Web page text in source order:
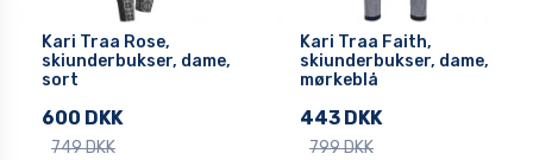
Kari Traa Rose,
skiunderbukser, dame,
sort
600 DKK
749 DKK
Kari Traa Faith,
skiunderbukser, dame,
mørkeblå
443 DKK
799 DKK